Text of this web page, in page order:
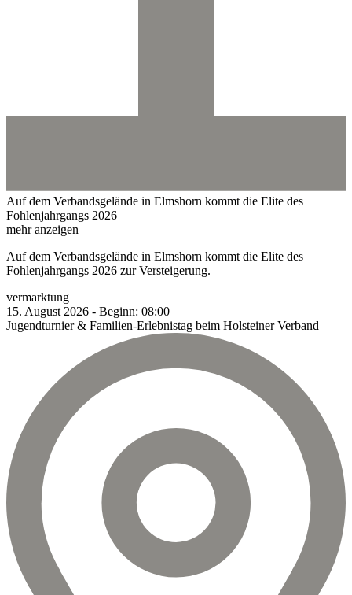
Auf dem Verbandsgelände in Elmshorn kommt die Elite des
Fohlenjahrgangs 2026
mehr anzeigen
Auf dem Verbandsgelände in Elmshorn kommt die Elite des
Fohlenjahrgangs 2026 zur Versteigerung.
vermarktung
15. August 2026 - Beginn: 08:00
Jugendturnier & Familien-Erlebnistag beim Holsteiner Verband